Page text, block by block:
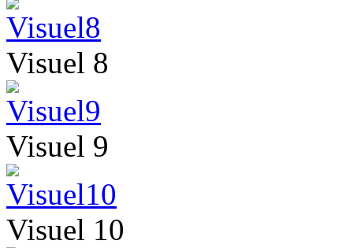
Visuel 8
Visuel 9
Visuel 10